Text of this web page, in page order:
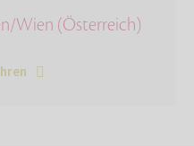
Wien (Österreich)